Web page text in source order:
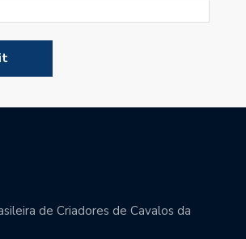
de Criadores de Cavalos da